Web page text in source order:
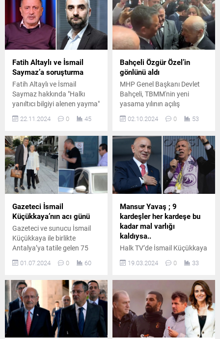
Fatih Altaylı ve İsmail
Saymaz’a soruşturma
Fatih Altaylı ve İsmail
Saymaz hakkında "Halkı
yanıltıcı bilgiyi alenen yayma"
suçundan resen soruşturma
başlatıldı. Altaylı
yazının mürekkebi
kurumadı." dedi.
22.11.2024 0 45
Bahçeli Özgür Özel’in
gönlünü aldı
MHP Genel Başkanı Devlet
Bahçeli, TBMM'nin yeni
yasama yılının açılış
resepsiyonunda CHP Genel
Başkanı Özgür Özel ile
etti.
02.10.2024 0 53
Gazeteci İsmail
Küçükkaya’nın acı günü
Gazeteci ve sunucu İsmail
Küçükkaya ile birlikte
Antalya’ya tatile gelen 75
yaşındaki annesi Halise
Küçükkaya, denizde
Olayın ardından otele polis
ekipleri sevk edildi. İlk
incelemeler sonucunda
Halise Küçükkaya’nın
denizde kalp krizi geçirip
boğulduğu belirlendi.
01.07.2024 0 60
Mansur Yavaş ; 9
kardeşler her kardeşe bu
kadar mal varlığı
kaldıysa..
Halk TV’de İsmail Küçükkaya
ile Yeni Bir Sabah’ın konuğu
oldu, Cumhur İttifakı’nın
Ankara Büyükşehir Belediye
Başkanı Mansur Yavaş;
rakibinin açıkladığı mal
varlığına ilişkin şunları
söyledi: Turgut Altınok’un
19.03.2024 0 33